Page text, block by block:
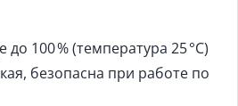
100 % (температура 25 °C)
безопасна при работе по